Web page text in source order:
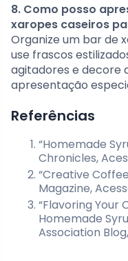
8. Como posso
xaropes caseiros
Organize um bar de
use frascos
agitadores e decore
apresentação
Referências
“Homemade
Chronicles,
“Creative
Magazine,
“Flavoring Your
Homemade
Association